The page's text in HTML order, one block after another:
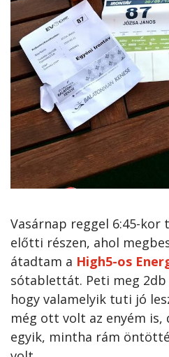
Vasárnap reggel 6:45-kor
előtti részen, ahol
átadtam a High5-os
sótablettát. Peti meg
hogy valamelyik tuti jó
még ott volt az enyém
egyik, mintha rám